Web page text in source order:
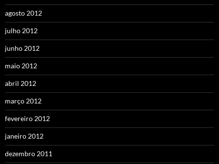
agosto 2012
julho 2012
junho 2012
maio 2012
abril 2012
março 2012
fevereiro 2012
janeiro 2012
dezembro 2011